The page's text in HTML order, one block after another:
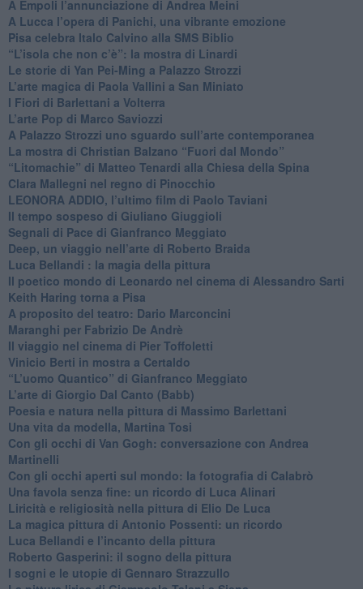
​A Empoli l’annunciazione di Andrea Meini
A Lucca l’opera di Panichi, una vibrante emozione
Pisa celebra Italo Calvino alla SMS Biblio
“L’isola che non c’è”: la mostra di Linardi
​Le storie di Yan Pei-Ming a Palazzo Strozzi
​L’arte magica di Paola Vallini a San Miniato
​I Fiori di Barlettani a Volterra
​L’arte Pop di Marco Saviozzi
​A Palazzo Strozzi uno sguardo sull’arte contemporanea
La mostra di Christian Balzano “Fuori dal Mondo”
​“Litomachie” di Matteo Tenardi alla Chiesa della Spina
​Clara Mallegni nel regno di Pinocchio
​LEONORA ADDIO, l’ultimo film di Paolo Taviani
Il tempo sospeso di Giuliano Giuggioli
Segnali di Pace di Gianfranco Meggiato
​Deep, un viaggio nell’arte di Roberto Braida
​Luca Bellandi : la magia della pittura
​Il poetico mondo di Leonardo nel cinema di Alessandro Sarti
​Keith Haring torna a Pisa
​A proposito del teatro: Dario Marconcini
Maranghi per Fabrizio De Andrè
​Il viaggio nel cinema di Pier Toffoletti
Vinicio Berti in mostra a Certaldo
“L’uomo Quantico” di Gianfranco Meggiato
​L’arte di Giorgio Dal Canto (Babb)
Poesia e natura nella pittura di Massimo Barlettani
Una vita da modella, Martina Tosi
​Con gli occhi di Van Gogh: conversazione con Andrea
Martinelli
​Con gli occhi aperti sul mondo: la fotografia di Calabrò
Una favola senza fine: un ricordo di Luca Alinari
Liricità e religiosità nella pittura di Elio De Luca
La magica pittura di Antonio Possenti: un ricordo
Luca Bellandi e l’incanto della pittura
​Roberto Gasperini: il sogno della pittura
I sogni e le utopie di Gennaro Strazzullo